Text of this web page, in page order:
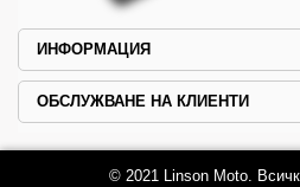
ИНФОРМАЦИЯ
ОБСЛУЖВАНЕ НА КЛИЕНТИ
© 2021 Linson Moto.